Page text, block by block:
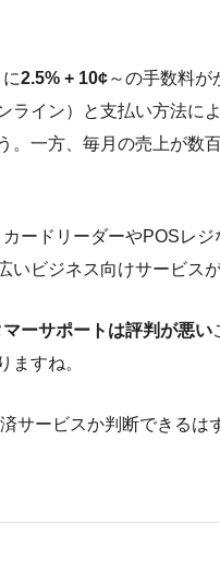
2.5% + 10¢～の手数料が
イン）と支払い方法に
一方、毎月の売上が数
カードリーダーやPOSレ
ビジネス向けサービス
ーサポートは評判が悪い
ますね。
サービスか判断できるは